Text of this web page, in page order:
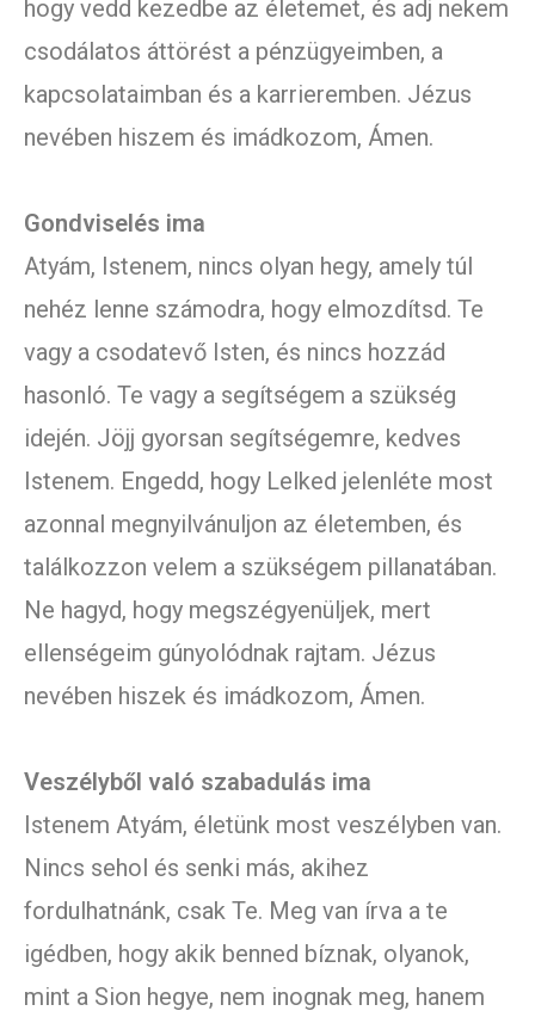
hogy vedd kezedbe az életemet, és adj nekem
csodálatos áttörést a pénzügyeimben, a
kapcsolataimban és a karrieremben. Jézus
nevében hiszem és imádkozom, Ámen.
Gondviselés ima
Atyám, Istenem, nincs olyan hegy, amely túl
nehéz lenne számodra, hogy elmozdítsd. Te
vagy a csodatevő Isten, és nincs hozzád
hasonló. Te vagy a segítségem a szükség
idején. Jöjj gyorsan segítségemre, kedves
Istenem. Engedd, hogy Lelked jelenléte most
azonnal megnyilvánuljon az életemben, és
találkozzon velem a szükségem pillanatában.
Ne hagyd, hogy megszégyenüljek, mert
ellenségeim gúnyolódnak rajtam. Jézus
nevében hiszek és imádkozom, Ámen.
Veszélyből való szabadulás ima
Istenem Atyám, életünk most veszélyben van.
Nincs sehol és senki más, akihez
fordulhatnánk, csak Te. Meg van írva a te
igédben, hogy akik benned bíznak, olyanok,
mint a Sion hegye, nem inognak meg, hanem